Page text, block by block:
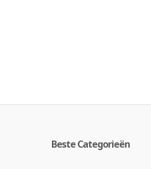
Beste Categorieën